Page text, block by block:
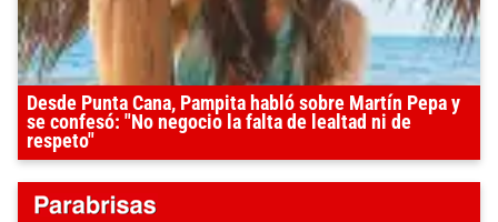
Desde Punta Cana, Pampita habló sobre Martín Pepa y
se confesó: "No negocio la falta de lealtad ni de
respeto"